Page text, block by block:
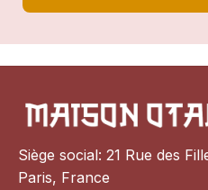
Siège social: 21 Rue des
Paris, France